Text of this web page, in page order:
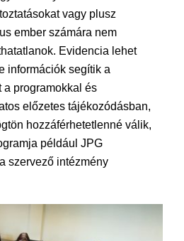
vagy plusz
ember számára nem
Evidencia lehet
információk segítik a
a programokkal és
előzetes tájékozódásban,
hozzáférhetetlenné válik,
például JPG
szervező intézmény